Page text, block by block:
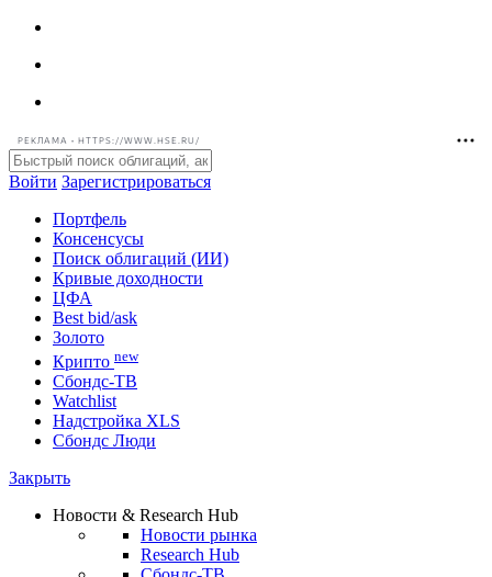
РЕКЛАМА • HTTPS://WWW.HSE.RU/
Войти Зарегистрироваться
Портфель
Консенсусы
Поиск облигаций (ИИ)
Кривые доходности
ЦФА
Best bid/ask
Золото
Крипто new
Watchlist
Сбондс Люди